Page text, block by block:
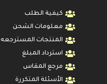
كيفية الطلب
معلومات الشحن
المنتجات المسترجعه
استرداد المبلغ
مرجع المقاس
الأسئلة المتكررة